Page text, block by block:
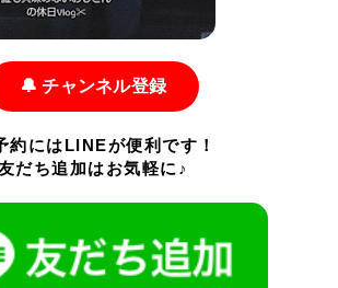
🔔 チャンネル登録
約にはLINEが便利です！
だち追加はお気軽に♪